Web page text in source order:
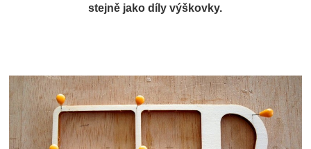
stejně jako díly výškovky.